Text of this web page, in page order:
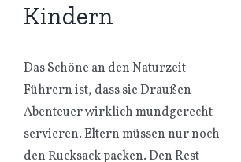
Kindern
Das Schöne an den Naturzeit-
Führern ist, dass sie Draußen-
Abenteuer wirklich mundgerecht
servieren. Eltern müssen nur noch
den Rucksack packen. Den Rest